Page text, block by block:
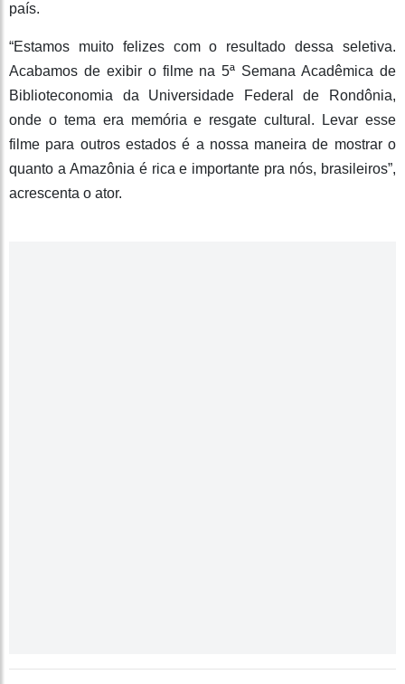
país.
“Estamos muito felizes com o resultado dessa seletiva.
Acabamos de exibir o filme na 5ª Semana Acadêmica de
Biblioteconomia da Universidade Federal de Rondônia,
onde o tema era memória e resgate cultural. Levar esse
filme para outros estados é a nossa maneira de mostrar o
quanto a Amazônia é rica e importante pra nós, brasileiros”,
acrescenta o ator.